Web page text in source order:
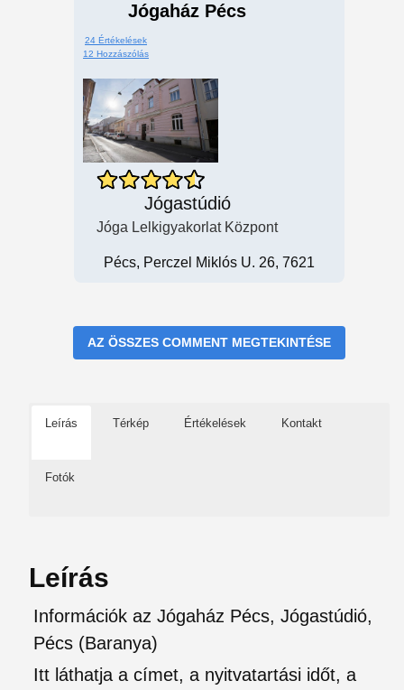
Jógaház Pécs
24 Értékelések
12 Hozzászólás
Jógastúdió
Jóga Lelkigyakorlat Központ
Pécs, Perczel Miklós U. 26, 7621
AZ ÖSSZES COMMENT MEGTEKINTÉSE
Leírás Térkép Értékelések Kontakt
Fotók
Leírás
Információk az Jógaház Pécs, Jógastúdió,
Pécs (Baranya)
Itt láthatja a címet, a nyitvatartási időt, a